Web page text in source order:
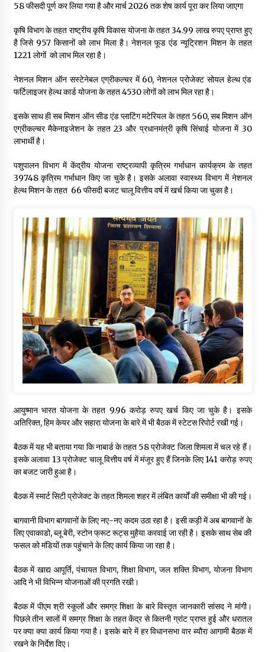
58 फीसदी पूर्ण कर लिया गया है और मार्च 2026 तक शेष कार्य पूरा कर लिया जाएगा
कृषि विभाग के तहत राष्ट्रीय कृषि विकास योजना के तहत 34.99 लाख रुपए प्राप्त हुए
है जिसे 957 किसानों को लाभ मिला है। नेशनल फूड एंड न्यूट्रिशन मिशन के तहत
1221 लोगों को लाभ मिल रहा है।
नेशनल मिशन ऑन सस्टेनेबल एग्रीकल्चर में 60, नेशनल प्रोजेक्ट सोयल हेल्थ एंड
फर्टिलाइजर हेल्थ कार्ड योजना के तहत 4530 लोगों को लाभ मिल रहा है।
इसके साथ ही सब मिशन ऑन सीड एंड प्लाटिंग मटेरियल के तहत 560, सब मिशन ऑन
एग्रीकल्चर मैकेनाइजेशन के तहत 23 और प्रधानमंत्री कृषि सिंचाई योजना में 30
लाभार्थी है।
पशुपालन विभाग में केंद्रीय योजना राष्ट्रव्यापी कृत्रिम गर्भाधान कार्यक्रम के तहत
39748 कृत्रिम गर्भाधान किए जा चुके है। इसके अलावा स्वास्थ्य विभाग में नेशनल
हेल्थ मिशन के तहत 66 फीसदी बजट चालू वित्तीय वर्ष में खर्च किया जा चुका है।
आयुष्मान भारत योजना के तहत 9.96 करोड़ रुपए खर्च किए जा चुके है। इसके
अतिरिक्त, हिम केयर और सहारा योजना के बारे में भी बैठक में स्टेटस रिपोर्ट रखी गई।
बैठक में यह भी बताया गया कि नाबार्ड के तहत 58 प्रोजेक्ट जिला शिमला में चल रहे हैं।
इसके अलावा 13 प्रोजेक्ट चालू वित्तीय वर्ष में मंजूर हुए हैं जिनके लिए 141 करोड़ रुपए
का बजट जारी हुआ है।
बैठक में स्मार्ट सिटी प्रोजेक्ट के तहत शिमला शहर में लंबित कार्यों की समीक्षा भी की गई।
बागवानी विभाग बागवानों के लिए नए-नए कदम उठा रहा है। इसी कड़ी में अब बागवानों के
लिए एवाकाडो, ब्लू बेरी, स्टोन फ्रूट रूट्स मुहैया करवाई जा रही है। इसके साथ सेब की
फसल को मंडियों तक पहुंचाने के लिए कार्य किया जा रहा है।
बैठक में खाद्य आपूर्ति, पंचायत विभाग, शिक्षा विभाग, जल शक्ति विभाग, योजना विभाग
आदि ने भी विभिन्न योजनाओं की प्रगति रखी।
बैठक में पीएम श्री स्कूलों और समग्र शिक्षा के बारे विस्तृत जानकारी सांसद ने मांगी।
पिछले तीन सालों में समग्र शिक्षा के तहत केंद्र से कितनी ग्रांट प्राप्त हुई और धरातल
पर क्या क्या कार्य किया गया है। इसके बारे में हर विधानसभा वार ब्यौरा आगामी बैठक में
रखने के निर्देश दिए।